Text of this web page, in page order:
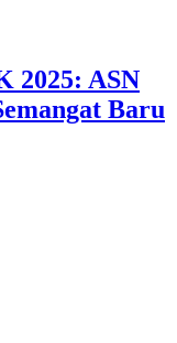
2025: ASN
Baru